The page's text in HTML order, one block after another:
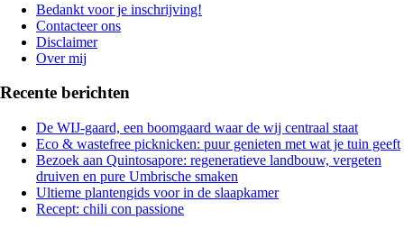
Bedankt voor je inschrijving!
Contacteer ons
Disclaimer
Over mij
Recente berichten
De WIJ-gaard, een boomgaard waar de wij centraal staat
Eco & wastefree picknicken: puur genieten met wat je tuin geeft
Bezoek aan Quintosapore: regeneratieve landbouw, vergeten
druiven en pure Umbrische smaken
Ultieme plantengids voor in de slaapkamer
Recept: chili con passione